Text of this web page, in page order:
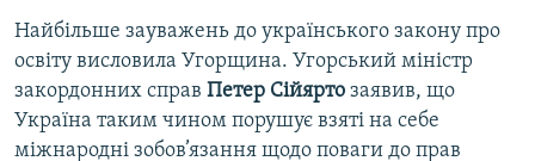
Найбільше зауважень до українського закону про
освіту висловила Угорщина. Угорський міністр
закордонних справ Петер Сійярто заявив, що
Україна таким чином порушує взяті на себе
міжнародні зобов’язання щодо поваги до прав